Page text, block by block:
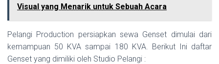
Visual yang Menarik untuk Sebuah Acara
Pelangi Production persiapkan sewa Genset dimulai dari
kemampuan 50 KVA sampai 180 KVA. Berikut Ini daftar
Genset yang dimiliki oleh Studio Pelangi :